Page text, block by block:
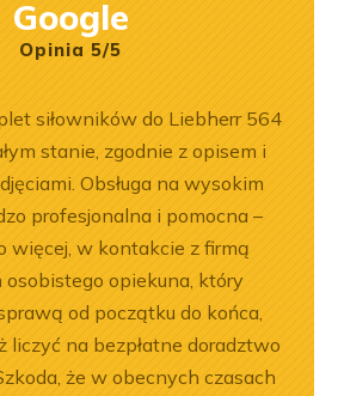
Google
Opinia 5/5
siłowników do Liebherr 564
stanie, zgodnie z opisem i
Obsługa na wysokim
profesjonalna i pomocna –
więcej, w kontakcie z firmą
osobistego opiekuna, który
od początku do końca,
liczyć na bezpłatne doradztwo
że w obecnych czasach